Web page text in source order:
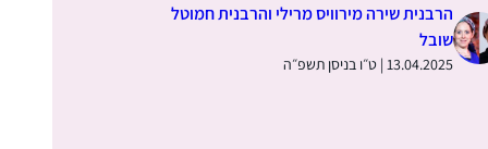
הרבנית שירה מירוויס מרילי והרבנית חמוטל
שובל
13.04.2025 | ט״ו בניסן תשפ״ה